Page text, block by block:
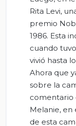
Rita Levi,
premio
1986. Esta
cuando
vivió hasta
Ahora que
sobre la
comentario
Melanie, en
de esta